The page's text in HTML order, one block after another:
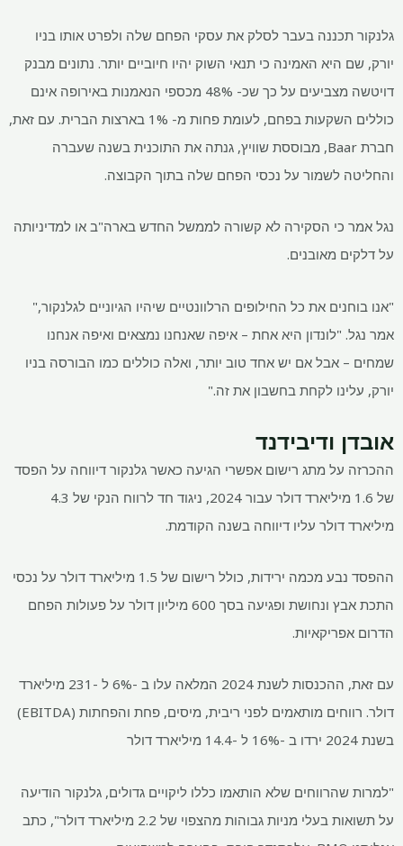
גלנקור תכננה בעבר לסלק את עסקי הפחם שלה ולפרט אותו בניו
יורק, שם היא האמינה כי תנאי השוק יהיו חיוביים יותר. נתונים מבנק
דויטשה מצביעים על כך שכ- 48% מכספי הנאמנות באירופה אינם
כוללים השקעות בפחם, לעומת פחות מ- 1% בארצות הברית. עם זאת,
חברת Baar, מבוססת שוויץ, גנתה את התוכנית בשנה שעברה
והחליטה לשמור על נכסי הפחם שלה בתוך הקבוצה.
נגל אמר כי הסקירה לא קשורה לממשל החדש בארה"ב או למדיניותה
על דלקים מאובנים.
"אנו בוחנים את כל החילופים הרלוונטיים שיהיו הגיוניים לגלנקור,"
אמר נגל. "לונדון היא אחת – איפה שאנחנו נמצאים ואיפה אנחנו
שמחים – אבל אם יש אחד טוב יותר, ואלה כוללים כמו הבורסה בניו
יורק, עלינו לקחת בחשבון את זה."
אובדן ודיבידנד
ההכרזה על מתג רישום אפשרי הגיעה כאשר גלנקור דיווחה על הפסד
של 1.6 מיליארד דולר עבור 2024, ניגוד חד לרווח הנקי של 4.3
מיליארד דולר עליו דיווחה בשנה הקודמת.
ההפסד נבע מכמה ירידות, כולל רישום של 1.5 מיליארד דולר על נכסי
התכת אבץ ונחושת ופגיעה בסך 600 מיליון דולר על פעולות הפחם
הדרום אפריקאיות.
עם זאת, ההכנסות לשנת 2024 המלאה עלו ב -6% ל -231 מיליארד
דולר. רווחים מותאמים לפני ריבית, מיסים, פחת והפחתות (EBITDA)
בשנת 2024 ירדו ב -16% ל -14.4 מיליארד דולר
"למרות שהרווחים שלא הותאמו כללו ליקויים גדולים, גלנקור הודיעה
על תשואות בעלי מניות גבוהות מהצפוי של 2.2 מיליארד דולר", כתב